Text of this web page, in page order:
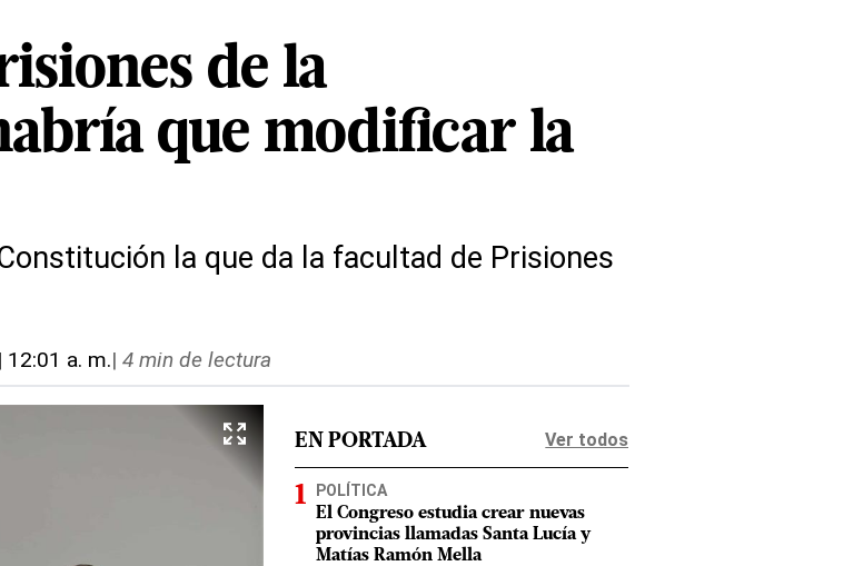
de la
que modificar la
la que da la facultad de Prisiones
12:01 a. m.| 4 min de lectura
EN PORTADA Ver todos
POLÍTICA
El Congreso estudia crear nuevas
provincias llamadas Santa Lucía y
Matías Ramón Mella